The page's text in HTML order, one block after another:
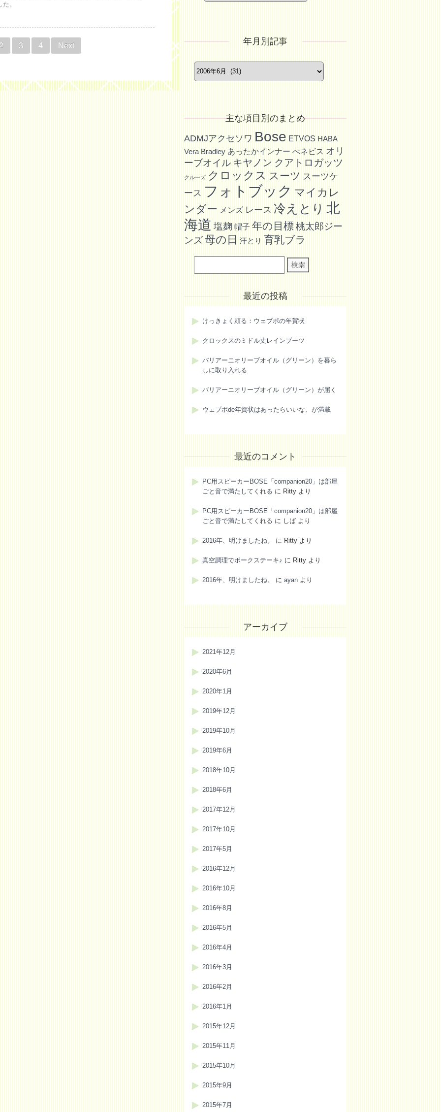
。
3 4 Next 年月別記事
主な項目別のまとめ
ADMJアクセソワ Bose ETVOS HABA
Vera Bradley あったかインナー べネビス オリ
ーブオイル キヤノン クアトロガッツ
クルーズ クロックス スーツ スーツケ
ース フォトブック マイカレ
ンダー メンズ レース 冷えとり 北
海道 塩麹 帽子 年の目標 桃太郎ジー
ンズ母の日 汗とり 育乳ブラ
最近の投稿
けっきょく頼る：ウェブポの年賀状
クロックスのミドル丈レインブーツ
バリアーニオリーブオイル（グリーン）を暮ら
しに取り入れる
バリアーニオリーブオイル（グリーン）が届く
ウェブポde年賀状はあったらいいな、が満載
最近のコメント
PC用スピーカーBOSE「companion20」は部屋
ごと音で満たしてくれる に Ritty より
PC用スピーカーBOSE「companion20」は部屋
ごと音で満たしてくれる に しば より
2016年、明けましたね。 に Ritty より
真空調理でポークステーキ♪ に Ritty より
2016年、明けましたね。 に ayan より
アーカイブ
2021年12月
2020年6月
2020年1月
2019年12月
2019年10月
2019年6月
2018年10月
2018年6月
2017年12月
2017年10月
2017年5月
2016年12月
2016年10月
2016年8月
2016年5月
2016年4月
2016年3月
2016年2月
2016年1月
2015年12月
2015年11月
2015年10月
2015年9月
2015年7月